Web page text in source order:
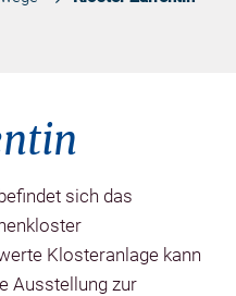
sich das
Klosteranlage kann
Ausstellung zur